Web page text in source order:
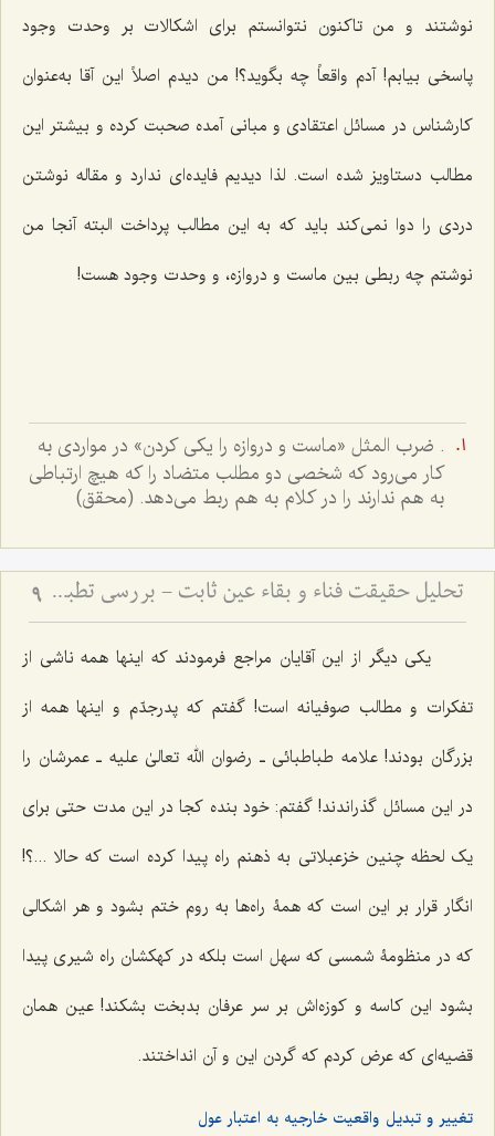
نوشتند و من تاکنون نتوانستم براى اشکالات بر وحدت وجود
پاسخى بیابم! آدم واقعاً چه بگوید؟! من دیدم اصلاً این آقا به‌عنوان
کارشناس در مسائل اعتقادى و مبانى آمده صحبت کرده و بیشتر این
مطالب دستاویز شده است. لذا دیدیم فایده‌اى ندارد و مقاله نوشتن
دردى را دوا نمى‌کند باید که به این مطالب پرداخت البته آنجا من
نوشتم چه ربطى بین ماست و دروازه، و وحدت وجود هست!
. ضرب المثل «ماست و دروازه را یکی کردن» در مواردی به
کار می‌رود که شخصی دو مطلب متضاد را که هیچ ارتباطی
به هم ندارند را در کلام به هم ربط می‌دهد. (محقق)
تحلیل حقیقت فناء و بقاء عین ثابت - بررسی تطبیقی دیدگاه‌های عرفانی و فلسفی در سیر و سلوک 9
یکى دیگر از این آقایان مراجع فرمودند که اینها همه ناشى از
تفکرات و مطالب صوفیانه است! گفتم که پدرجدّم و اینها همه از
بزرگان بودند! علامه طباطبائی ـ رضوان الله تعالیٰ علیه ـ عمرشان را
در این مسائل گذراندند! گفتم: خود بنده‌ کجا در این مدت حتى براى
یک لحظه چنین خزعبلاتى به ذهنم راه پیدا کرده است که حالا ...؟!
انگار قرار بر این است که همۀ راه‌ها به روم ختم بشود و هر اشکالى
که در منظومۀ شمسى که سهل است بلکه در کهکشان راه شیرى پیدا
بشود این کاسه و کوزه‌اش بر سر عرفان بدبخت بشکند! عین همان
قضیه‌ای که عرض کردم که گردن این و آن انداختند.
تغییر و تبدیل واقعیت خارجیه به اعتبار عول